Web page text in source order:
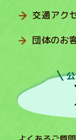
交通アク
団体のお